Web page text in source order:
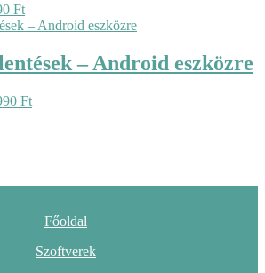
FtÁrtartomány:
5490 Ft
108290 Ft – Android eszközre
FtÁrtartomány:
Főoldal
Szoftverek